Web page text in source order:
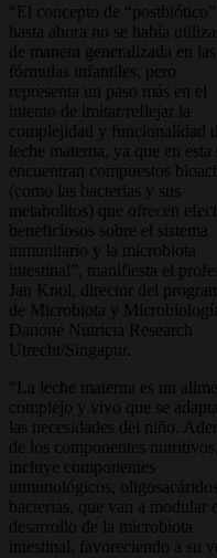
“El concepto de “postbiótico”
hasta ahora no se había
de manera generalizada en las
fórmulas infantiles, pero
representa un paso más en el
intento de imitar/reflejar la
complejidad y funcionalidad
leche materna, ya que en esta
encuentran compuestos
(como las bacterias y sus
metabolitos) que ofrecen
beneficiosos sobre el sistema
inmunitario y la microbiota
intestinal”, manifiesta el
Jan Knol, director del
de Microbiota y Microbiología
Danone Nutricia Research
Utrecht/Singapur.
“La leche materna es un
complejo y vivo que se
las necesidades del niño.
de los componentes nutritivos,
incluye componentes
inmunológicos,
bacterias, que van a modular el
desarrollo de la microbiota
intestinal, favoreciendo a su